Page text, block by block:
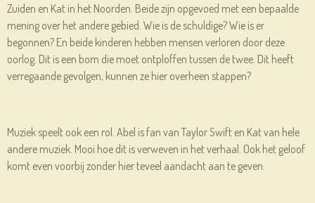
Zuiden en Kat in het Noorden. Beide zijn opgevoed met een bepaalde
mening over het andere gebied. Wie is de schuldige? Wie is er
begonnen? En beide kinderen hebben mensen verloren door deze
oorlog. Dit is een bom die moet ontploffen tussen de twee. Dit heeft
verregaande gevolgen, kunnen ze hier overheen stappen?
Muziek speelt ook een rol. Abel is fan van Taylor Swift en Kat van hele
andere muziek. Mooi hoe dit is verweven in het verhaal. Ook het geloof
komt even voorbij zonder hier teveel aandacht aan te geven.